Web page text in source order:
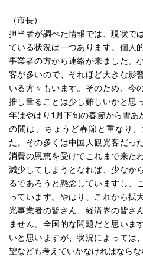
（市長）
担当者が調べた情報では、現状で
ている状況は一つあります。個人
事業者の方から連絡が来ました。
客が多いので、それほど大きな影
いる方々もいます。そのため、今
推し量ることは少し難しいかと思
年はやはり1月下旬の春節から雪
の間は、ちょうど春節と重なり
た。その多くは中国人観光客だっ
消費の恩恵を受けてこれまで来た
減少してしまうとなれば、少なか
るであろうと懸念していますし、
っています。やはり、これから拡
光事業者の皆さん、経済界の皆さ
ません。全国的な問題だと思いま
いと思いますが、状況によっては
望なども考えていかなければならな